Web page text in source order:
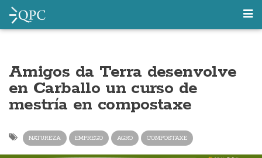
Amigos da Terra desenvolve
en Carballo un curso de
mestría en compostaxe
NATUREZA EMPREGO AGRO COMPOSTAXE